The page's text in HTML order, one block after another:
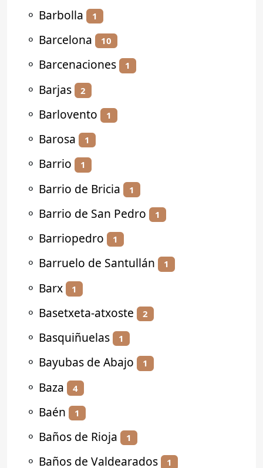
⚬ Barbolla 1
⚬ Barcelona 10
⚬ Barcenaciones 1
⚬ Barjas 2
⚬ Barlovento 1
⚬ Barosa 1
⚬ Barrio 1
⚬ Barrio de Bricia 1
⚬ Barrio de San Pedro 1
⚬ Barriopedro 1
⚬ Barruelo de Santullán 1
⚬ Barx 1
⚬ Basetxeta-atxoste 2
⚬ Basquiñuelas 1
⚬ Bayubas de Abajo 1
⚬ Baza 4
⚬ Baén 1
⚬ Baños de Rioja 1
⚬ Baños de Valdearados 1